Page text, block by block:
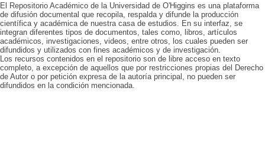
El Repositorio Académico de la Universidad de O'Higgins es una plataforma
de difusión documental que recopila, respalda y difunde la producción
científica y académica de nuestra casa de estudios. En su interfaz, se
integran diferentes tipos de documentos, tales como, libros, artículos
académicos, investigaciones, videos, entre otros, los cuales pueden ser
difundidos y utilizados con fines académicos y de investigación.
Los recursos contenidos en el repositorio son de libre acceso en texto
completo, a excepción de aquellos que por restricciones propias del Derecho
de Autor o por petición expresa de la autoría principal, no pueden ser
difundidos en la condición mencionada.